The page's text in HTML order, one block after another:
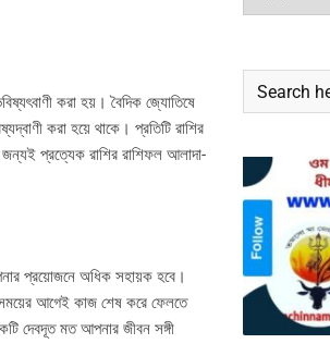
করা হয়। বৈদিক জ্যোতিষে
করা হয়ে থাকে। প্রতিটি রাশির
প্রত্যেক রাশির রাশিফল আলাদা-
প্রয়োজনে অধিক সহায়ক হবে।
আগেই কাজ শেষ করে ফেলতে
দেবদূত মত আপনার জীবন সঙ্গী